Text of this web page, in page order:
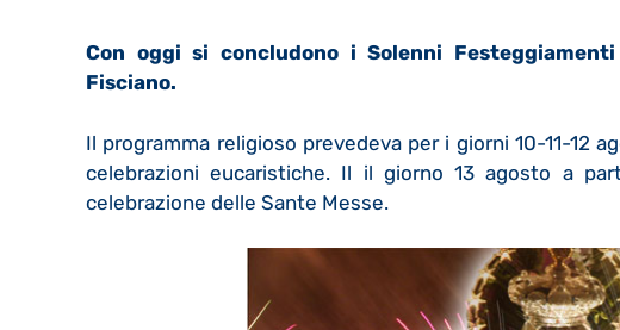
Con oggi si concludono i Solenni
Fisciano.
Il programma religioso prevedeva per i giorni 10-11-12
celebrazioni eucaristiche. Il il giorno 13 agosto a
celebrazione delle Sante Messe.